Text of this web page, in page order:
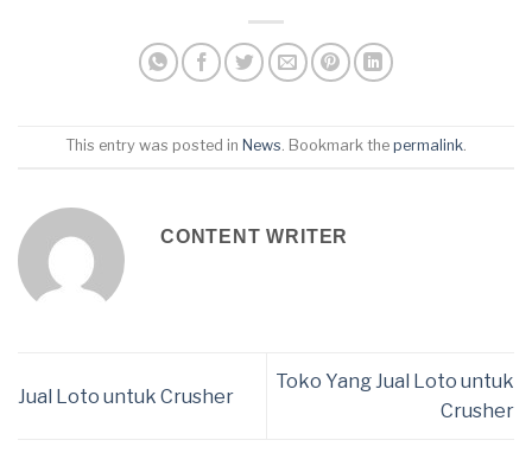
This entry was posted in News. Bookmark the permalink.
CONTENT WRITER
Jual Loto untuk Crusher
Toko Yang Jual Loto untuk
Crusher